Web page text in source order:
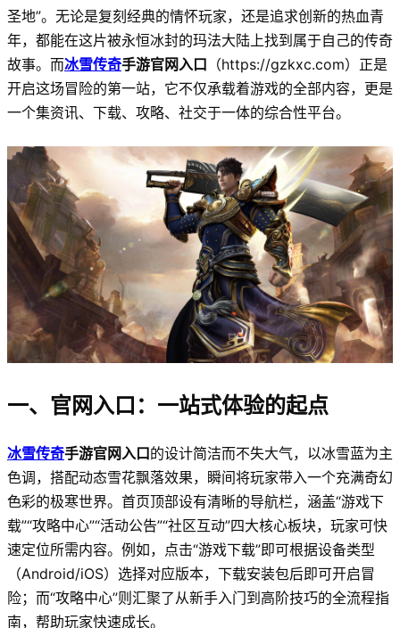
圣地”。无论是复刻经典的情怀玩家，还是追求创新的热血青
年，都能在这片被永恒冰封的玛法大陆上找到属于自己的传奇
故事。而冰雪传奇手游官网入口 （https://gzkxc.com）正是
开启这场冒险的第一站，它不仅承载着游戏的全部内容，更是
一个集资讯、下载、攻略、社交于一体的综合性平台。
一、官网入口：一站式体验的起点
冰雪传奇手游官网入口的设计简洁而不失大气，以冰雪蓝为主
色调，搭配动态雪花飘落效果，瞬间将玩家带入一个充满奇幻
色彩的极寒世界。首页顶部设有清晰的导航栏，涵盖“游戏下
载”“攻略中心”“活动公告”“社区互动”四大核心板块，玩家可快
速定位所需内容。例如，点击“游戏下载”即可根据设备类型
（Android/iOS）选择对应版本，下载安装包后即可开启冒
险；而“攻略中心”则汇聚了从新手入门到高阶技巧的全流程指
南，帮助玩家快速成长。